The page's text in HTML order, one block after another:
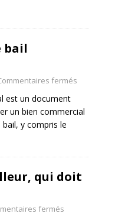
bail
fermés
est un document
un bien commercial
y compris le
qui doit
fermés